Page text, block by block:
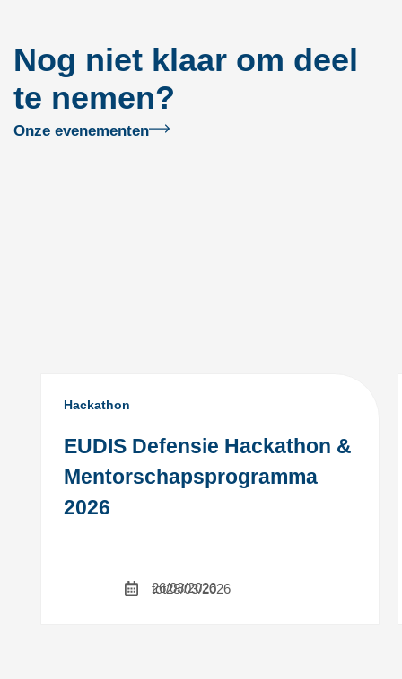
Nog niet klaar om deel
te nemen?
Onze evenementen
Hackathon
EUDIS Defensie Hackathon &
Mentorschapsprogramma
2026
26/03/2026
tot28/03/2026